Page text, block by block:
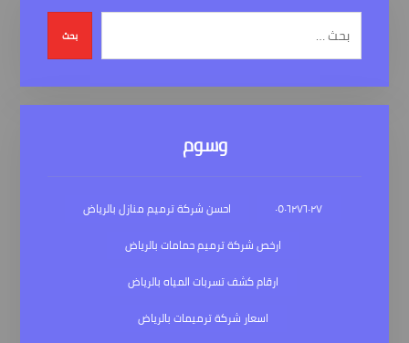
بحث
وسوم
٠٥٠٦٢٧٦٠٢٧
احسن شركة ترميم منازل بالرياض
ارخص شركة ترميم حمامات بالرياض
ارقام كشف تسربات المياه بالرياض
اسعار شركة ترميمات بالرياض